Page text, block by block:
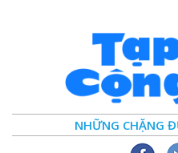
NHỮNG CHẶNG